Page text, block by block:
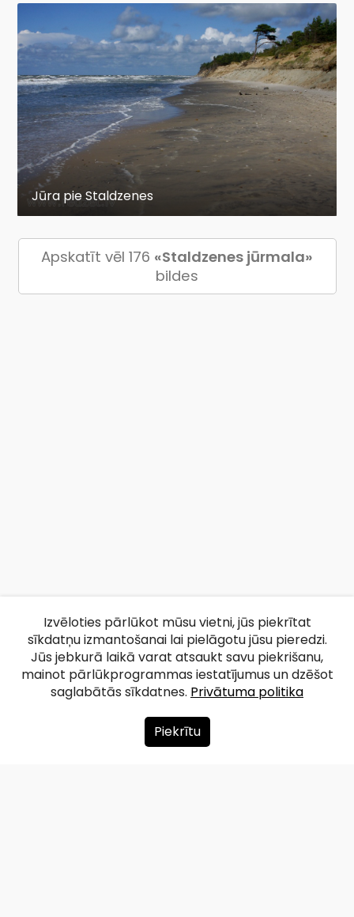
Jūra pie Staldzenes
Apskatīt vēl 176 «Staldzenes jūrmala»
bildes
Par mums
Izvēloties pārlūkot mūsu vietni, jūs piekrītat
sīkdatņu izmantošanai lai pielāgotu jūsu pieredzi.
Jūs jebkurā laikā varat atsaukt savu piekrišanu,
mainot pārlūkprogrammas iestatījumus un dzēšot
saglabātās sīkdatnes. Privātuma politika
Piekrītu